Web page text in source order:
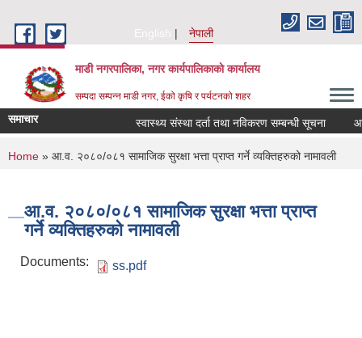
English
नेपाली
माडी नगरपालिका, नगर कार्यपालिकाकाे कार्यालय
सम्पदा सम्पन्न माडी नगर, ईको कृषि र पर्यटनको शहर
समाचार स्वास्थ्य संस्था दर्ता तथा नविकरण सम्बन्धी सूचना आ.व.
You are here
Home » आ.व. २०८०/०८१ सामाजिक सुरक्षा भत्ता प्राप्त गर्ने व्यक्तिहरुको नामावली
आ.व. २०८०/०८१ सामाजिक सुरक्षा भत्ता प्राप्त
गर्ने व्यक्तिहरुको नामावली
Documents: ss.pdf